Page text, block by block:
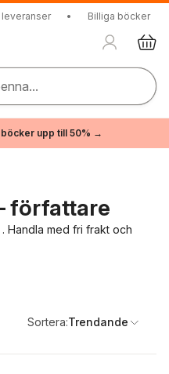
leveranser • Billiga böcker
upp till 50% →
författare
Handla med fri frakt och
Sortera:Trendande